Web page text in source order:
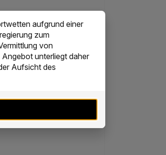
aufgrund einer
zum
von
unterliegt daher
Aufsicht des